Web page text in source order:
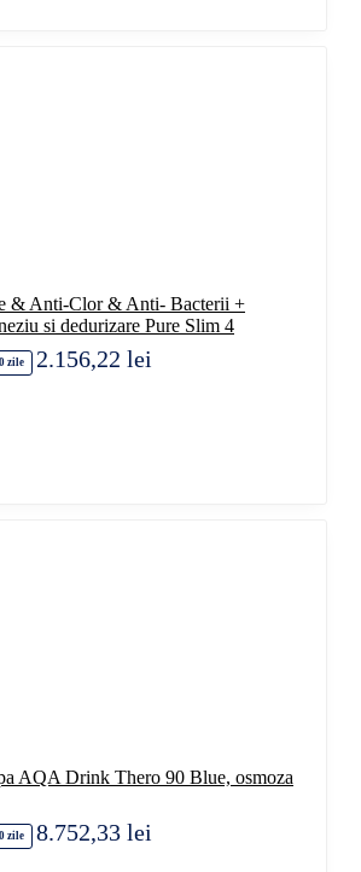
& Anti-Clor & Anti- Bacterii +
si dedurizare Pure Slim 4
zile 2.156,22 lei
AQA Drink Thero 90 Blue, osmoza
zile 8.752,33 lei